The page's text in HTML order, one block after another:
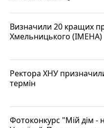
Визначили 20 кращих
Хмельницького (ІМЕНА)
Ректора ХНУ
термін
Фотоконкурс "Мій дім -